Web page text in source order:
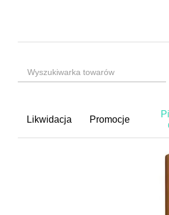
Likwidacja Promocje